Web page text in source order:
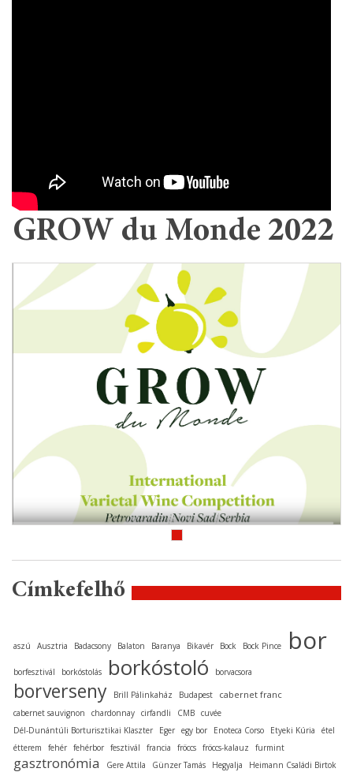
GROW du Monde 2022
Címkefelhő
aszú Ausztria Badacsony Balaton Baranya Bikavér Bock Bock Pince bor
borfesztivál borkóstolás borkóstoló borvacsora
borverseny Brill Pálinkaház Budapest cabernet franc
cabernet sauvignon chardonnay cirfandli CMB cuvée
Dél-Dunántúli Borturisztikai Klaszter
Eger egy bor Enoteca Corso Etyeki Kúria
étel
étterem
fehér fehérbor fesztivál francia fröccs fröccs-kalauz furmint
gasztronómia Gere Attila Günzer Tamás Hegyalja
Heimann Családi Birtok